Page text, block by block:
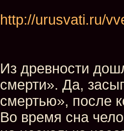
http://urusvati.ru/
Из древности
смерти». Да,
смертью», после
Во время сна